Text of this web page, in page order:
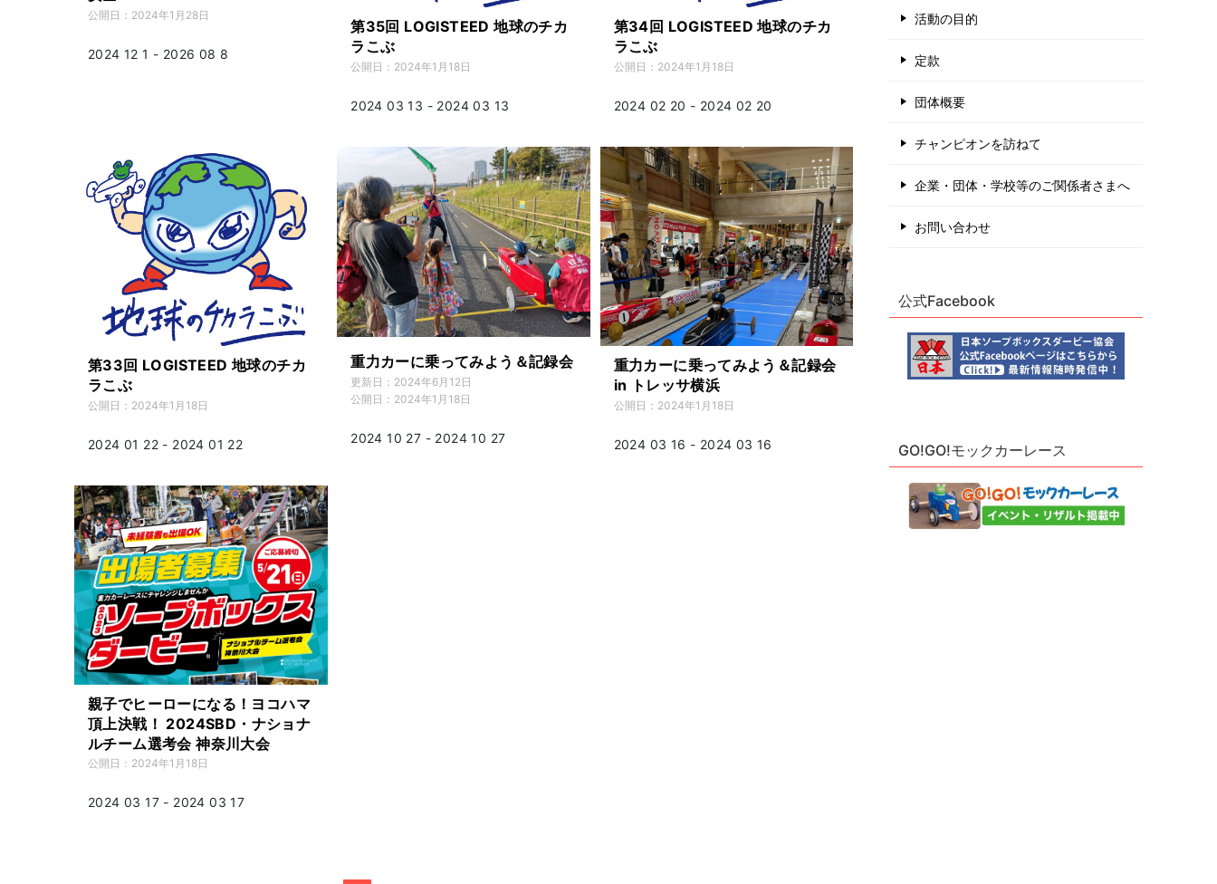
公開日： 2024年1月28日
2024 12 1 - 2026 08 8
第35回 LOGISTEED 地球のチカ
ラこぶ
公開日： 2024年1月18日
2024 03 13 - 2024 03 13
第34回 LOGISTEED 地球のチカ
ラこぶ
公開日： 2024年1月18日
2024 02 20 - 2024 02 20
第33回 LOGISTEED 地球のチカ
ラこぶ
公開日： 2024年1月18日
2024 01 22 - 2024 01 22
重力カーに乗ってみよう＆記録会
更新日： 2024年6月12日
公開日： 2024年1月18日
2024 10 27 - 2024 10 27
重力カーに乗ってみよう＆記録会
in トレッサ横浜
公開日： 2024年1月18日
2024 03 16 - 2024 03 16
親子でヒーローになる！ヨコハマ
頂上決戦！ 2024SBD・ナショナ
ルチーム選考会 神奈川大会
公開日： 2024年1月18日
2024 03 17 - 2024 03 17
活動の目的
定款
団体概要
チャンピオンを訪ねて
企業・団体・学校等のご関係者さまへ
お問い合わせ
公式Facebook
GO!GO!モックカーレース